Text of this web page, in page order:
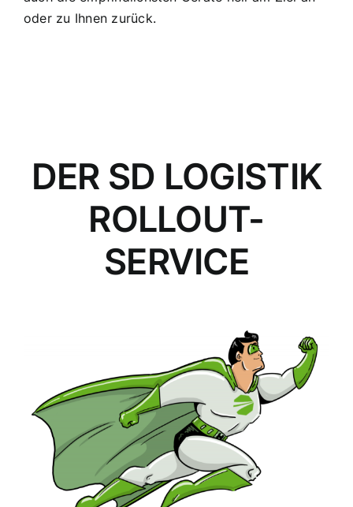
oder zu Ihnen zurück.
DER SD LOGISTIK
ROLLOUT-
SERVICE